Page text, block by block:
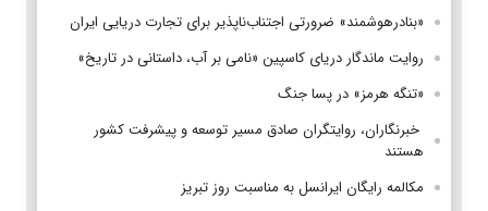
«بنادرهوشمند» ضرورتی اجتناب‌ناپذیر برای تجارت دریایی ایران
روایت ماندگار دریای کاسپین «نامی بر آب، داستانی در تاریخ»
«تنگه هرمز» در پسا جنگ
‌ خبرنگاران، روایتگران صادق مسیر توسعه و پیشرفت کشور
هستند
مکالمه رایگان ایرانسل به مناسبت روز تبریز